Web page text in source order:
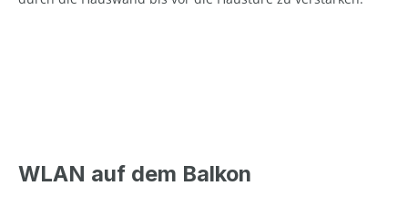
WLAN auf dem Balkon